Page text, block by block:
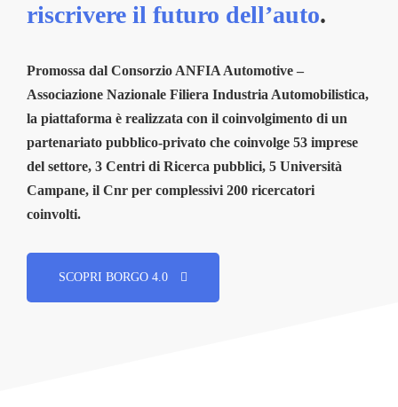
riscrivere il futuro dell’auto.
Promossa dal Consorzio ANFIA Automotive –
Associazione Nazionale Filiera Industria Automobilistica,
la piattaforma è realizzata con il coinvolgimento di un
partenariato pubblico-privato che coinvolge 53 imprese
del settore, 3 Centri di Ricerca pubblici, 5 Università
Campane, il Cnr per complessivi 200 ricercatori
coinvolti.
SCOPRI BORGO 4.0